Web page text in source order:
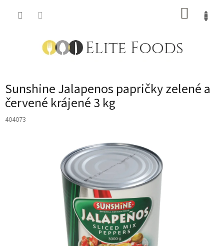
Sunshine Jalapenos papričky zelené a
červené krájené 3 kg
404073